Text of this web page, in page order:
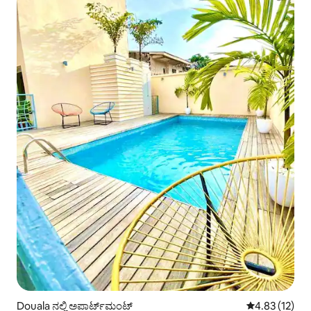
Douala ನಲ್ಲಿ ಅಪಾರ್ಟ್‌ಮಂಟ್ 5 ರಲ್ಲಿ 4.83
4.83 (12)